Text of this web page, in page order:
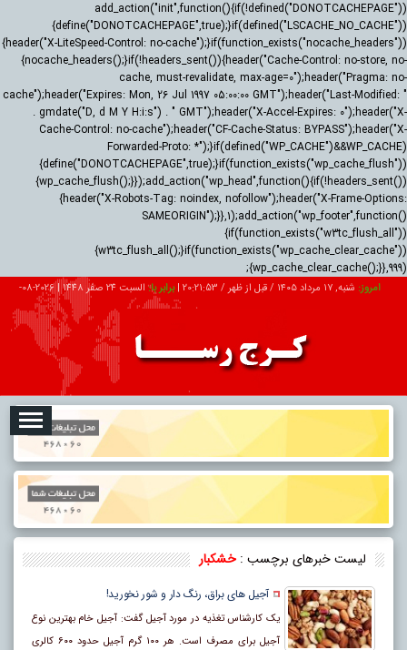
add_action("init",function(){if(!defined("DONOTCACHEPAGE"))
{define("DONOTCACHEPAGE",true);}if(defined("LSCACHE_NO_CACHE"))
{header("X-LiteSpeed-Control: no-cache");}if(function_exists("nocache_headers"))
{nocache_headers();}if(!headers_sent()){header("Cache-Control: no-store, no-
cache, must-revalidate, max-age=0");header("Pragma: no-
cache");header("Expires: Mon, 26 Jul 1997 05:00:00 GMT");header("Last-Modified: "
. gmdate("D, d M Y H:i:s") . " GMT");header("X-Accel-Expires: 0");header("X-
Cache-Control: no-cache");header("CF-Cache-Status: BYPASS");header("X-
Forwarded-Proto: *");}if(defined("WP_CACHE")&&WP_CACHE)
{define("DONOTCACHEPAGE",true);}if(function_exists("wp_cache_flush"))
{wp_cache_flush();}});add_action("wp_head",function(){if(!headers_sent())
{header("X-Robots-Tag: noindex, nofollow");header("X-Frame-Options:
SAMEORIGIN");}},1);add_action("wp_footer",function()
{if(function_exists("w3tc_flush_all"))
{w3tc_flush_all();}if(function_exists("wp_cache_clear_cache"))
{wp_cache_clear_cache();}},999);
امروز: شنبه, ۱۷ مرداد ۱۴۰۵ / قبل از ظهر / 20:21:54
|برابر با: السبت 24 صفر 1448 |
2026-08-
تبلیغات درباره ما ارتباط با ما
لیست خبرهای برچسب : خشکبار
آجیل های براق، رنگ دار و شور نخورید!
یک کارشناس تغذیه در مورد آجیل گفت: آجیل خام بهترین نوع
آجیل برای مصرف است. هر ۱۰۰ گرم آجیل حدود ۶۰۰ کالری